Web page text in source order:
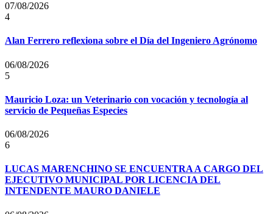
07/08/2026
4
Alan Ferrero reflexiona sobre el Día del Ingeniero Agrónomo
06/08/2026
5
Mauricio Loza: un Veterinario con vocación y tecnología al
servicio de Pequeñas Especies
06/08/2026
6
LUCAS MARENCHINO SE ENCUENTRA A CARGO DEL
EJECUTIVO MUNICIPAL POR LICENCIA DEL
INTENDENTE MAURO DANIELE